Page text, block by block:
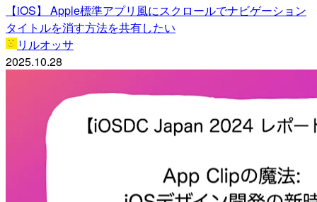
【iOS】 Apple標準アプリ風にスクロールでナビゲーション
タイトルを消す方法を共有したい
リルオッサ
2025.10.28